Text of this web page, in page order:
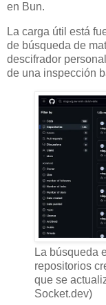
en Bun.
La carga útil está
de búsqueda de
descifrador
de una inspección
La búsqueda
repositorios
que se
Socket.dev)